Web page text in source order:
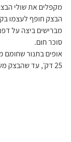
מקפלים את שולי
הבצק חופף לעצמו
מברישים ביצה על
סוכר חום.
25 דק׳, עד שהבצק משחים והמלית מבעבעת.